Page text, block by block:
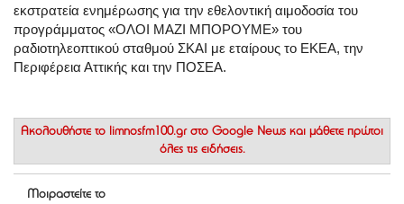
εκστρατεία ενημέρωσης για την εθελοντική αιμοδοσία του
προγράμματος «ΟΛΟΙ ΜΑΖΙ ΜΠΟΡΟΥΜΕ» του
ραδιοτηλεοπτικού σταθμού ΣΚΑΙ με εταίρους το ΕΚΕΑ, την
Περιφέρεια Αττικής και την ΠΟΣΕΑ.
Ακολουθήστε το limnosfm100.gr στο Google News και μάθετε πρώτοι
όλες τις ειδήσεις.
Μοιραστείτε το